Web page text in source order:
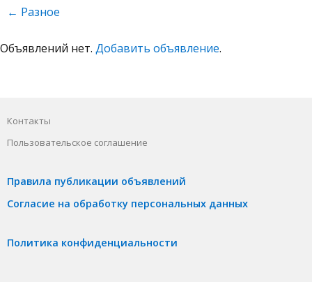
← Разное
Объявлений нет. Добавить объявление.
Контакты
Пользовательское соглашение
Правила публикации объявлений
Согласие на обработку персональных данных
Политика конфиденциальности